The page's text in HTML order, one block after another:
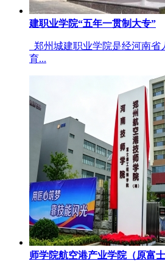
建职业学院“五年一贯制大专”
郑州城建职业学院是经河南省
育...
师学院航空港产业学院（原富